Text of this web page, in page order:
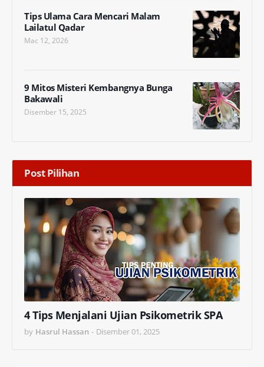
Tips Ulama Cara Mencari Malam
Lailatul Qadar
Mac 12, 2026
9 Mitos Misteri Kembangnya Bunga
Bakawali
Disember 15, 2025
Post Pilihan
4 Tips Menjalani Ujian Psikometrik SPA
by Hasrul Hassan - Disember 01, 2025